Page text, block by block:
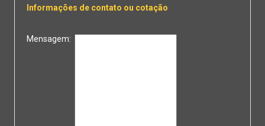
Informações de contato ou cotação
Mensagem: